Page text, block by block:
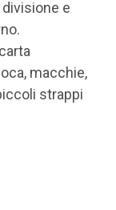
e
macchie,
strappi